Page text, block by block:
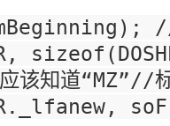
//
该知道“MZ”//